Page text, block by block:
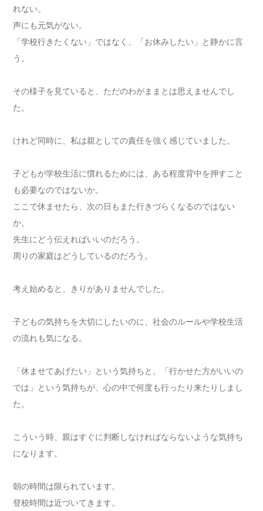
れない。
声にも元気がない。
「学校行きたくない」ではなく、「お休みしたい」と静かに言
う。
その様子を見ていると、ただのわがままとは思えませんでし
た。
けれど同時に、私は親としての責任を強く感じていました。
子どもが学校生活に慣れるためには、ある程度背中を押すこと
も必要なのではないか。
ここで休ませたら、次の日もまた行きづらくなるのではない
か。
先生にどう伝えればいいのだろう。
周りの家庭はどうしているのだろう。
考え始めると、きりがありませんでした。
子どもの気持ちを大切にしたいのに、社会のルールや学校生活
の流れも気になる。
「休ませてあげたい」という気持ちと、「行かせた方がいいの
では」という気持ちが、心の中で何度も行ったり来たりしまし
た。
こういう時、親はすぐに判断しなければならないような気持ち
になります。
朝の時間は限られています。
登校時間は近づいてきます。